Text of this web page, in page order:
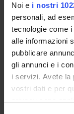
Noi e i nostri
personali, ad
tecnologie come
alle informazioni
pubblicare
gli annunci e i
i servizi. Avete la
vostri dati e per
privacy sono
SERVIZI DI
STRUTTURE
LABORATORI DI
CENTRI DI